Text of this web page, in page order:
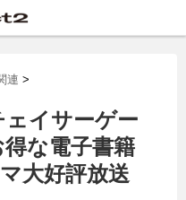
連 >
イサーゲー
な電子書籍
大好評放送